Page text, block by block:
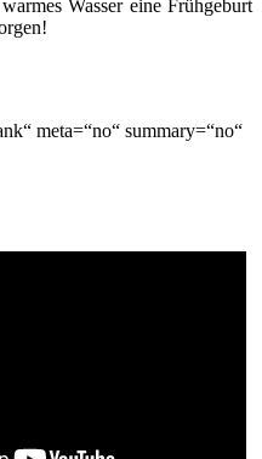
Wasser eine Frühgeburt
meta=“no“ summary=“no“